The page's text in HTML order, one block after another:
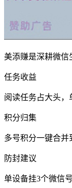
美添赚是深耕微信
任务收益
阅读任务占大头，
积分归集
多号积分一键合并
防封建议
单设备挂3个微信